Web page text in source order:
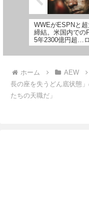
WWEがESPNと
締結。米国内での
5年2300億円超…ロ
インズ「スポーツ
契約は成長のチャ
ホーム AEW
長の座を失うどん底状態
たちの天職だ」